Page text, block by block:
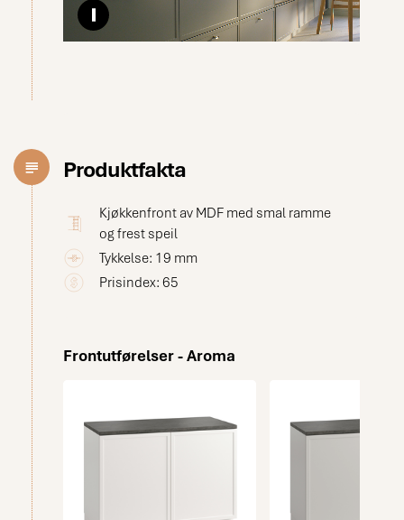
Pause video
Produktfakta
Kjøkkenfront av MDF med smal ramme
og frest speil
Tykkelse: 19 mm
Prisindex: 65
Frontutførelser - Aroma